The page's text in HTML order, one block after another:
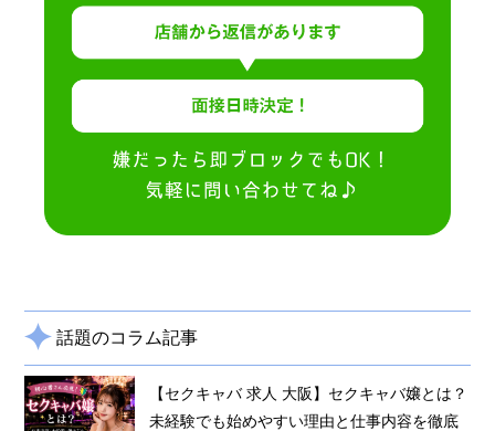
話題のコラム記事
【セクキャバ 求人 大阪】セクキャバ嬢とは？
未経験でも始めやすい理由と仕事内容を徹底